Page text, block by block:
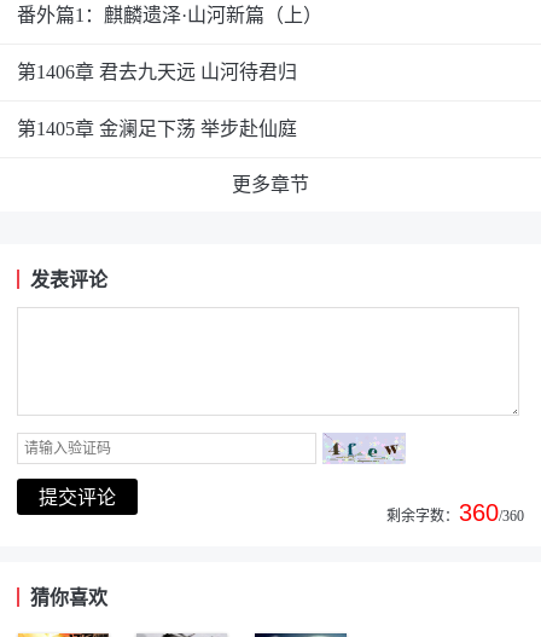
番外篇1：麒麟遗泽·山河新篇（上）
第1406章 君去九天远 山河待君归
第1405章 金澜足下荡 举步赴仙庭
更多章节
发表评论
剩余字数：360/360
猜你喜欢